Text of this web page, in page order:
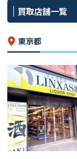
買取店舗一覧
東京都